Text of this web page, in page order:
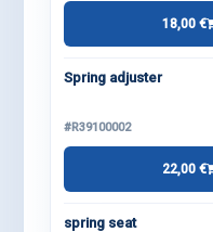
18,00 €
Spring adjuster
#R39100002
22,00 €
spring seat